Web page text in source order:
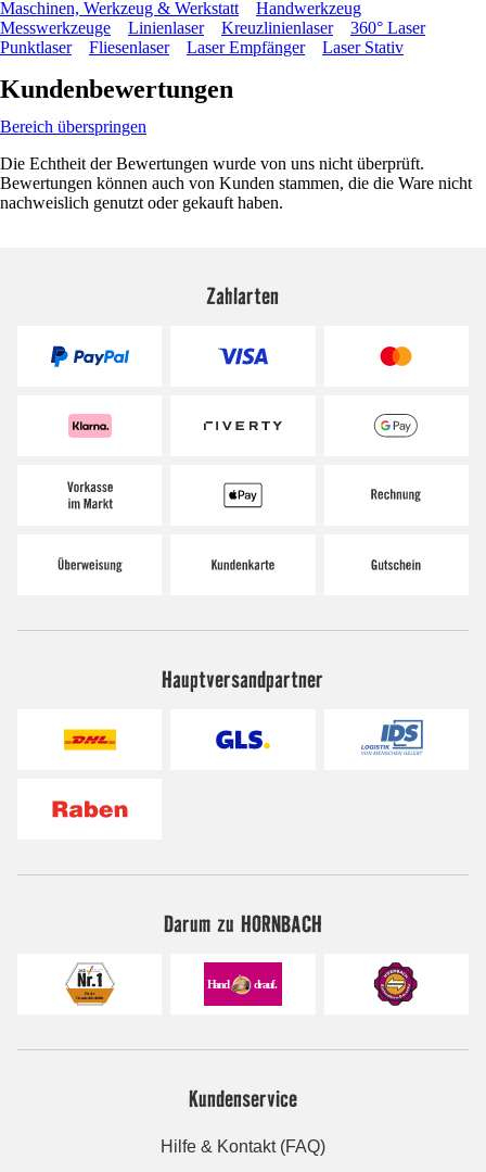
Maschinen, Werkzeug & Werkstatt
Handwerkzeug
Messwerkzeuge
Linienlaser Kreuzlinienlaser
360° Laser
Punktlaser
Fliesenlaser Laser Empfänger Laser Stativ
Kundenbewertungen
Bereich überspringen
Die Echtheit der Bewertungen wurde von uns nicht überprüft.
Bewertungen können auch von Kunden stammen, die die Ware nicht
nachweislich genutzt oder gekauft haben.
Zahlarten
Hauptversandpartner
Darum zu HORNBACH
Kundenservice
Hilfe & Kontakt (FAQ)